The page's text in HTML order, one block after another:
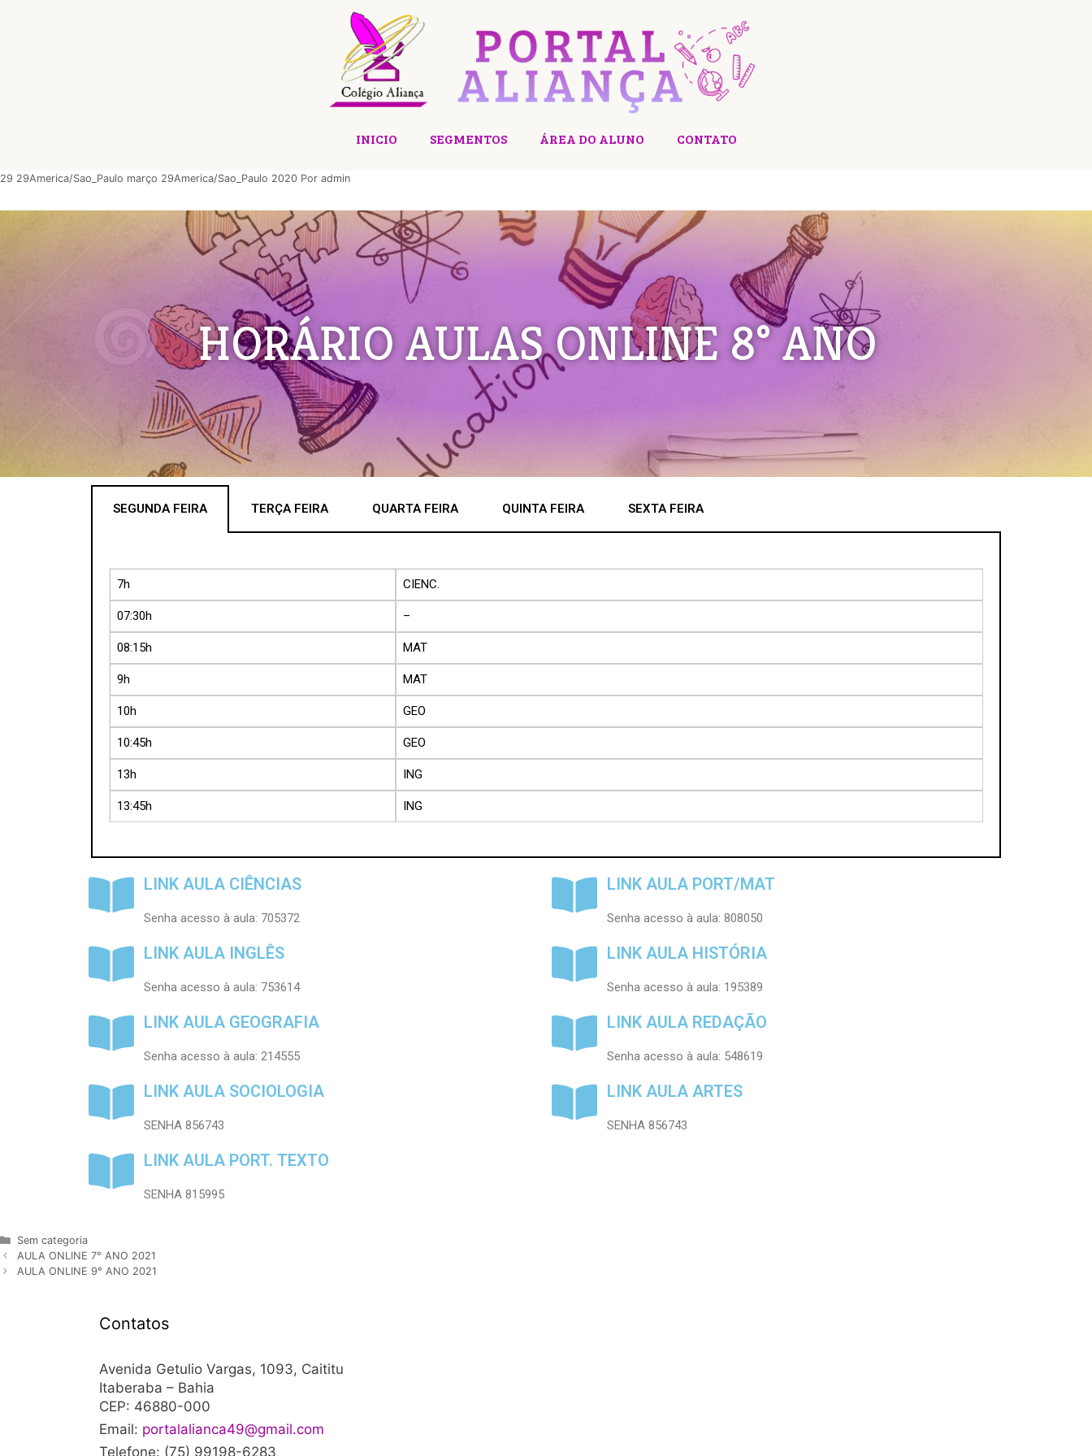
INICIO SEGMENTOS ÁREA DO ALUNO CONTATO
29 29America/Sao_Paulo março 29America/Sao_Paulo 2020 Por admin
HORÁRIO AULAS ONLINE 8° ANO
SEGUNDA FEIRA TERÇA FEIRA QUARTA FEIRA QUINTA FEIRA SEXTA FEIRA
7h CIENC.
07:30h –
08:15h MAT
9h MAT
10h GEO
10:45h GEO
13h ING
13:45h ING
LINK AULA CIÊNCIAS
Senha acesso à aula: 705372
LINK AULA PORT/MAT
Senha acesso à aula: 808050
LINK AULA INGLÊS
Senha acesso à aula: 753614
LINK AULA HISTÓRIA
Senha acesso à aula: 195389
LINK AULA GEOGRAFIA
Senha acesso à aula: 214555
LINK AULA REDAÇÃO
Senha acesso à aula: 548619
LINK AULA SOCIOLOGIA
SENHA 856743
LINK AULA ARTES
SENHA 856743
LINK AULA PORT. TEXTO
SENHA 815995
Sem categoria
AULA ONLINE 7° ANO 2021
AULA ONLINE 9° ANO 2021
Contatos
Avenida Getulio Vargas, 1093, Caititu
Itaberaba – Bahia
CEP: 46880-000
Email: portalalianca49@gmail.com
Telefone: (75) 99198-6283